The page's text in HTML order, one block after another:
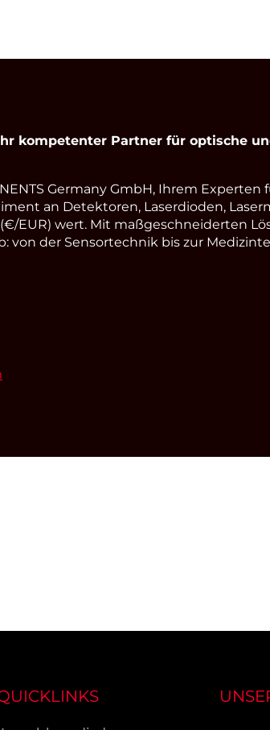
Ihr kompetenter Partner für optische
Germany GmbH, Ihrem
an Detektoren, Laserdioden,
EUR) wert. Mit maßgeschneiderten
von der Sensortechnik bis zur